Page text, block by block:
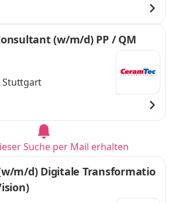
(w/m/d) PP / QM
Stuttgart
Suche per Mail erhalten
m/d) Digitale Transformatio